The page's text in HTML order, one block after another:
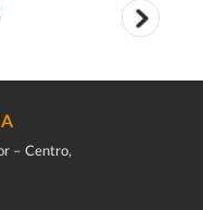
– Centro,